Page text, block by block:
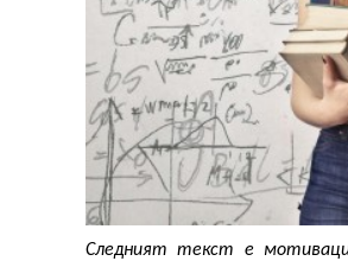
Следният текст е